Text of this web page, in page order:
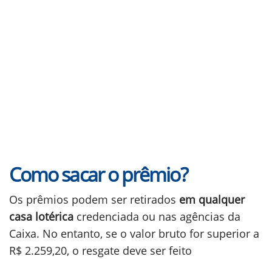
Como sacar o prêmio?
Os prêmios podem ser retirados em qualquer
casa lotérica credenciada ou nas agências da
Caixa. No entanto, se o valor bruto for superior a
R$ 2.259,20, o resgate deve ser feito